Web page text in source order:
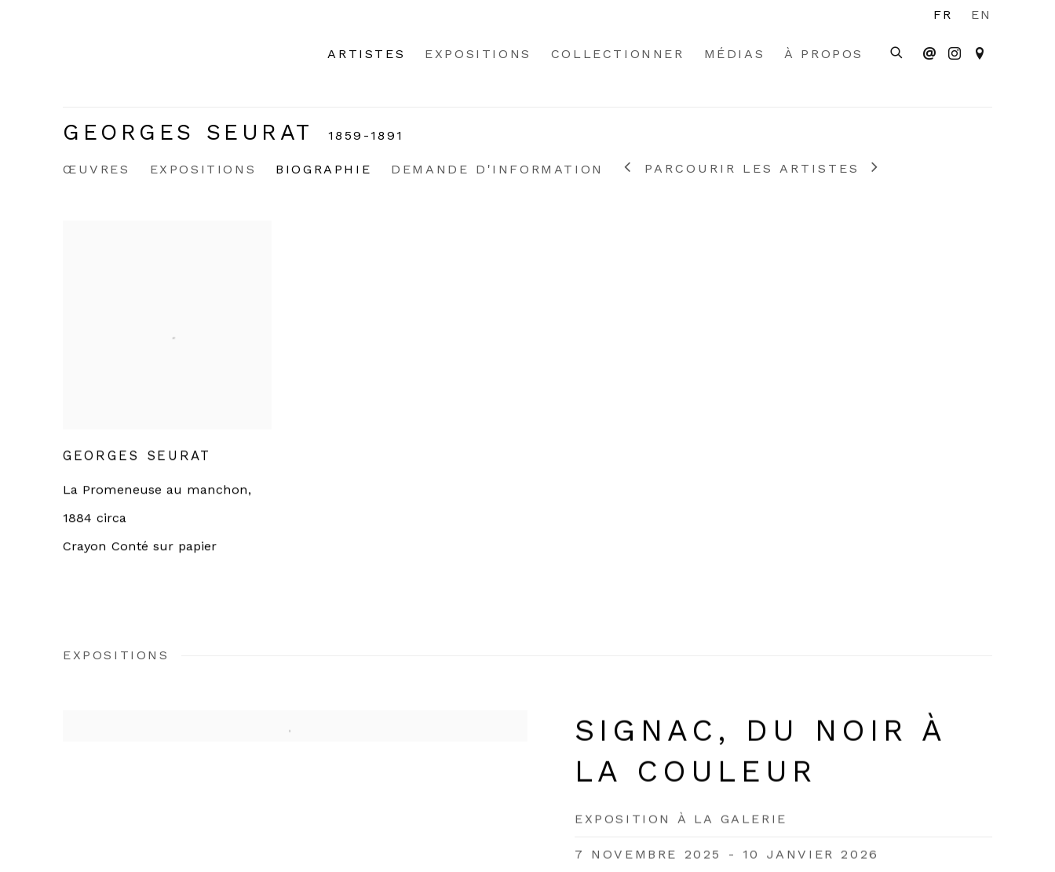
ARTISTES EXPOSITIONS COLLECTIONNER MÉDIAS À PROPOS
FR EN
GEORGES SEURAT 1859-1891
ŒUVRES EXPOSITIONS BIOGRAPHIE DEMANDE D'INFORMATION PARCOURIR LES ARTISTES
GEORGES SEURAT
La Promeneuse au manchon,
1884 circa
Crayon Conté sur papier
EXPOSITIONS
SIGNAC, DU NOIR À
LA COULEUR
EXPOSITION À LA GALERIE
7 NOVEMBRE 2025 - 10 JANVIER 2026